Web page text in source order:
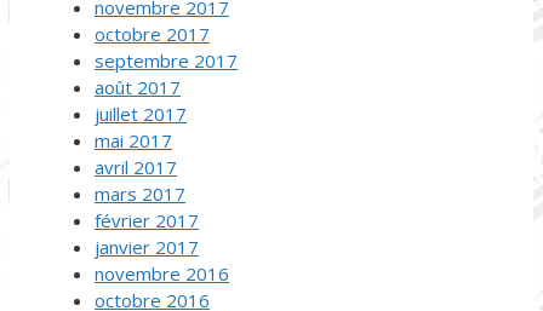
novembre 2017
octobre 2017
septembre 2017
août 2017
juillet 2017
mai 2017
avril 2017
mars 2017
février 2017
janvier 2017
novembre 2016
octobre 2016